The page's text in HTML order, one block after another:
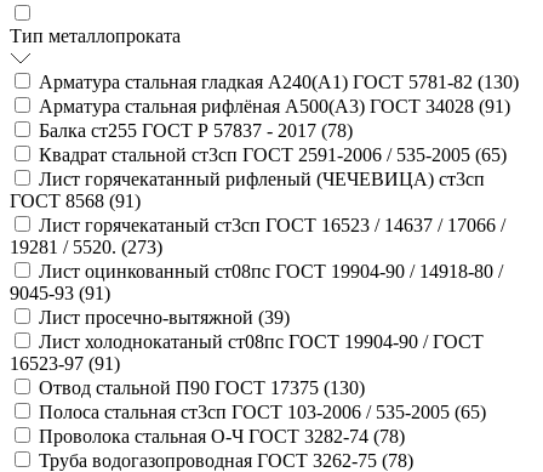
Тип металлопроката
Арматура стальная гладкая А240(А1) ГОСТ 5781-82 (130)
Арматура стальная рифлёная А500(А3) ГОСТ 34028 (91)
Балка ст255 ГОСТ Р 57837 - 2017 (78)
Квадрат стальной ст3сп ГОСТ 2591-2006 / 535-2005 (65)
Лист горячекатанный рифленый (ЧЕЧЕВИЦА) ст3сп
ГОСТ 8568 (91)
Лист горячекатаный ст3сп ГОСТ 16523 / 14637 / 17066 /
19281 / 5520. (273)
Лист оцинкованный ст08пс ГОСТ 19904-90 / 14918-80 /
9045-93 (91)
Лист просечно-вытяжной (39)
Лист холоднокатаный ст08пс ГОСТ 19904-90 / ГОСТ
16523-97 (91)
Отвод стальной П90 ГОСТ 17375 (130)
Полоса стальная ст3сп ГОСТ 103-2006 / 535-2005 (65)
Проволока стальная О-Ч ГОСТ 3282-74 (78)
Труба водогазопроводная ГОСТ 3262-75 (78)